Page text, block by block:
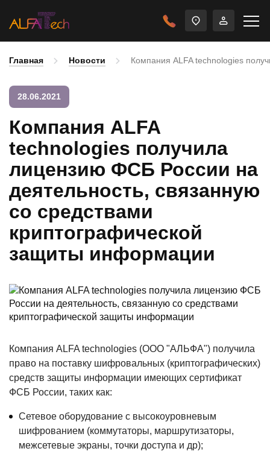
Главная Новости Компания ALFA technologies
28.06.2021
Компания ALFA
technologies получила
лицензию ФСБ России на
деятельность, связанную
со средствами
криптографической
защиты информации
Компания ALFA technologies (ООО "АЛЬФА") получила
право на поставку шифровальных (криптографических)
средств защиты информации имеющих сертификат
ФСБ России, таких как:
Сетевое оборудование с высокоуровневым
шифрованием (коммутаторы, маршрутизаторы,
межсетевые экраны, точки доступа и др);